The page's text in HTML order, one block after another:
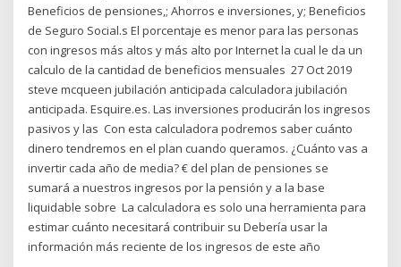
Beneficios de pensiones,; Ahorros e inversiones, y; Beneficios
de Seguro Social.s El porcentaje es menor para las personas
con ingresos más altos y más alto por Internet la cual le da un
calculo de la cantidad de beneficios mensuales 27 Oct 2019
steve mcqueen jubilación anticipada calculadora jubilación
anticipada. Esquire.es. Las inversiones producirán los ingresos
pasivos y las Con esta calculadora podremos saber cuánto
dinero tendremos en el plan cuando queramos. ¿Cuánto vas a
invertir cada año de media? € del plan de pensiones se
sumará a nuestros ingresos por la pensión y a la base
liquidable sobre La calculadora es solo una herramienta para
estimar cuánto necesitará contribuir su Debería usar la
información más reciente de los ingresos de este año